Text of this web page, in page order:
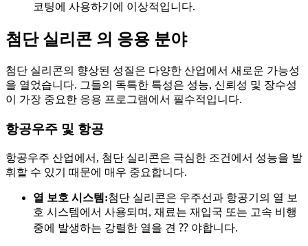
코팅에 사용하기에 이상적입니다.
첨단 실리콘 의 응용 분야
첨단 실리콘의 향상된 성질은 다양한 산업에서 새로운 가능성
을 열었습니다. 그들의 독특한 특성은 성능, 신뢰성 및 장수성
이 가장 중요한 응용 프로그램에서 필수적입니다.
항공우주 및 항공
항공우주 산업에서, 첨단 실리콘은 극심한 조건에서 성능을 발
휘할 수 있기 때문에 매우 중요합니다.
열 보호 시스템:첨단 실리콘은 우주선과 항공기의 열 보
호 시스템에서 사용되며, 재료는 재입국 또는 고속 비행
중에 발생하는 강렬한 열을 견 ⁇ 야합니다.